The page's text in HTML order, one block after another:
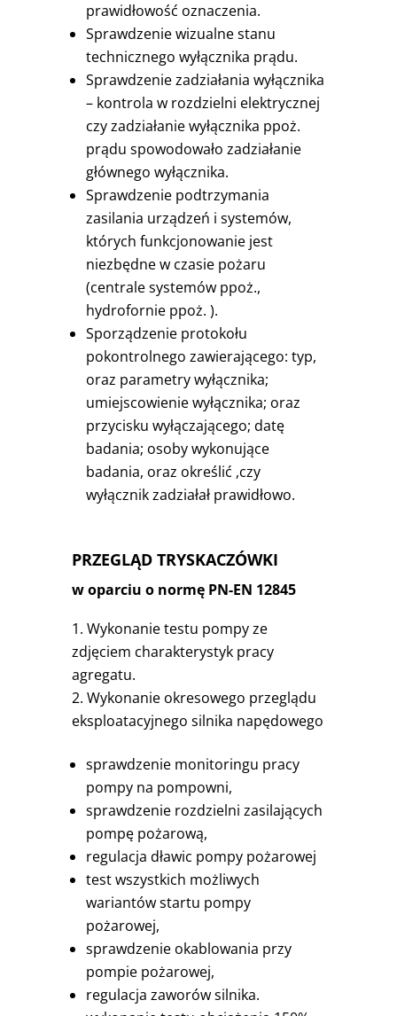
prawidłowość oznaczenia.
Sprawdzenie wizualne stanu
technicznego wyłącznika prądu.
Sprawdzenie zadziałania wyłącznika
– kontrola w rozdzielni elektrycznej
czy zadziałanie wyłącznika ppoż.
prądu spowodowało zadziałanie
głównego wyłącznika.
Sprawdzenie podtrzymania
zasilania urządzeń i systemów,
których funkcjonowanie jest
niezbędne w czasie pożaru
(centrale systemów ppoż.,
hydrofornie ppoż. ).
Sporządzenie protokołu
pokontrolnego zawierającego: typ,
oraz parametry wyłącznika;
umiejscowienie wyłącznika; oraz
przycisku wyłączającego; datę
badania; osoby wykonujące
badania, oraz określić ,czy
wyłącznik zadziałał prawidłowo.
PRZEGLĄD TRYSKACZÓWKI
w oparciu o normę PN-EN 12845
Wykonanie testu pompy ze
zdjęciem charakterystyk pracy
agregatu.
Wykonanie okresowego przeglądu
eksploatacyjnego silnika napędowego
sprawdzenie monitoringu pracy
pompy na pompowni,
sprawdzenie rozdzielni zasilających
pompę pożarową,
regulacja dławic pompy pożarowej
test wszystkich możliwych
wariantów startu pompy
pożarowej,
sprawdzenie okablowania przy
pompie pożarowej,
regulacja zaworów silnika.